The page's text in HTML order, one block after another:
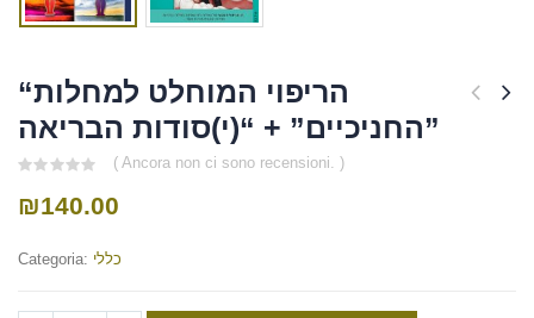
“הריפוי המוחלט למחלות
החניכיים” + “(י)סודות הבריאה”
out
of
( Ancora non ci sono recensioni. )
₪140.00
Categoria: כללי